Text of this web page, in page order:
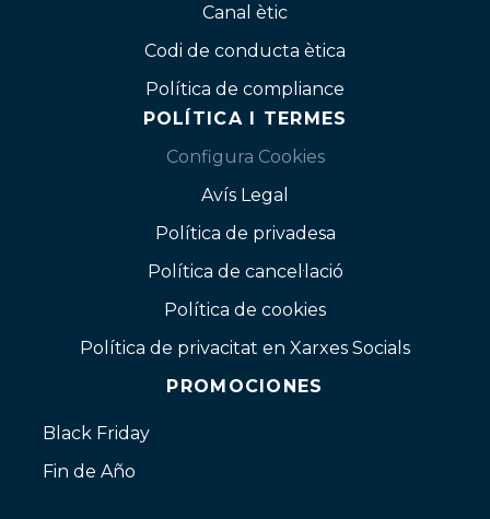
Canal ètic
Codi de conducta ètica
Política de compliance
POLÍTICA I TERMES
Configura Cookies
Avís Legal
Política de privadesa
Política de cancel·lació
Política de cookies
Política de privacitat en Xarxes Socials
PROMOCIONES
Black Friday
Fin de Año